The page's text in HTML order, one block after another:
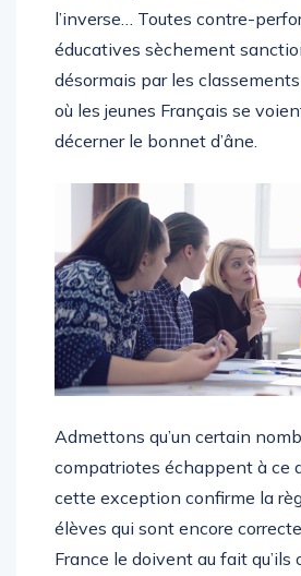
l’inverse… Toutes contre-
éducatives sèchement
désormais par les
où les jeunes Français se
décerner le bonnet d’âne.
Admettons qu’un certain
compatriotes échappent à ce
cette exception confirme la
élèves qui sont encore
France le doivent au fait qu’ils